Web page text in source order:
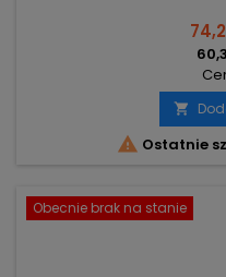

 Ostatnie
Obecnie brak na stanie